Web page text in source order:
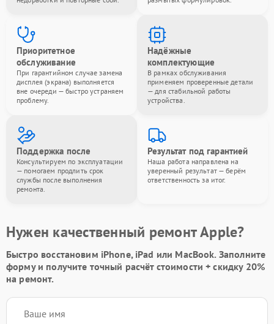
Приоритетное
обслуживание
При гарантийном случае замена
дисплея (экрана) выполняется
вне очереди — быстро устраняем
проблему.
Надёжные
комплектующие
В рамках обслуживания
применяем проверенные детали
— для стабильной работы
устройства.
Поддержка после
Консультируем по эксплуатации
— помогаем продлить срок
службы после выполнения
ремонта.
Результат под гарантией
Наша работа направлена на
уверенный результат — берём
ответственность за итог.
Нужен качественный ремонт Apple?
Быстро восстановим iPhone, iPad или MacBook. Заполните
формуи получите точный расчёт стоимости +скидку 20%
на ремонт.